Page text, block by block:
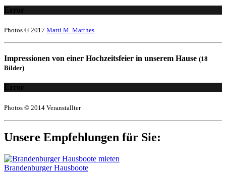
Error
Photos © 2017 Matti M. Matthes
Impressionen von einer Hochzeitsfeier in unserem Hause (18
Bilder)
Error
Photos © 2014 Veranstallter
Unsere Empfehlungen für Sie:
Brandenburger Hausboote